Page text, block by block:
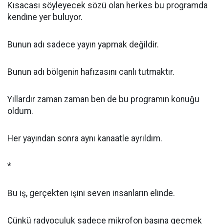
Kısacası söyleyecek sözü olan herkes bu programda
kendine yer buluyor.
Bunun adı sadece yayın yapmak değildir.
Bunun adı bölgenin hafızasını canlı tutmaktır.
Yıllardır zaman zaman ben de bu programın konuğu
oldum.
Her yayından sonra aynı kanaatle ayrıldım.
*
Bu iş, gerçekten işini seven insanların elinde.
Çünkü radyoculuk sadece mikrofon başına geçmek